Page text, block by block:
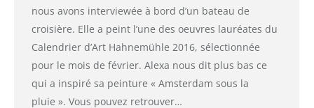
nous avons interviewée à bord d’un bateau de
croisière. Elle a peint l’une des oeuvres lauréates du
Calendrier d’Art Hahnemühle 2016, sélectionnée
pour le mois de février. Alexa nous dit plus bas ce
qui a inspiré sa peinture « Amsterdam sous la
pluie ». Vous pouvez retrouver…